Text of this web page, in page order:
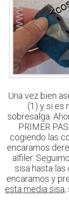
Una vez bien
(1) y si es
sobresalga.
PRIMER
cogiendo las
encaramos
alfiler.
sisa hasta
encaramos y
esta media sisa,